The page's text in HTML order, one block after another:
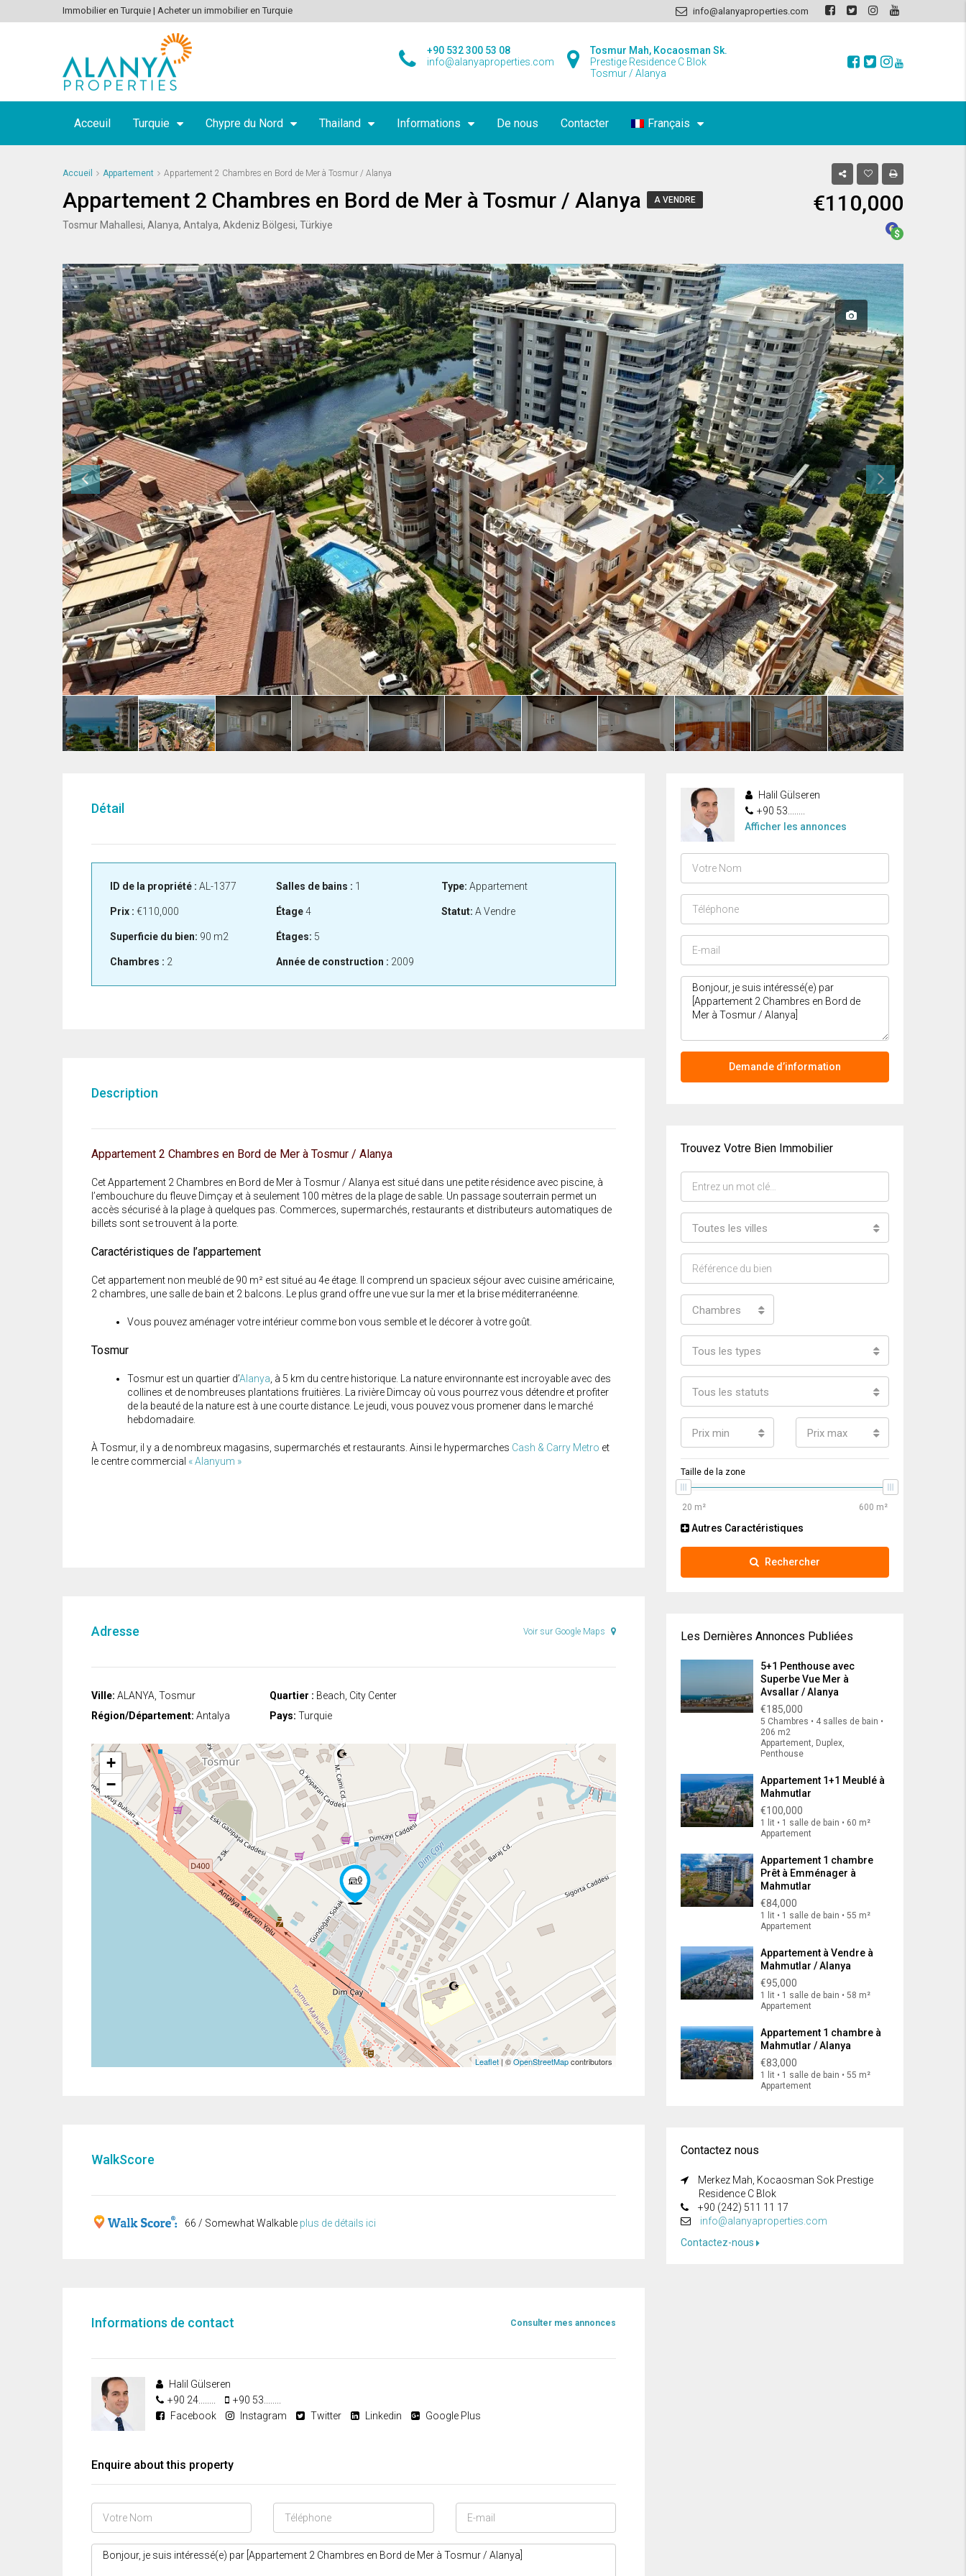
Immobilier en Turquie | Acheter un immobilier en Turquie info@alanyaproperties.com
Tosmur Mah, Kocaosman Sk.
Prestige Residence C Blok
Tosmur / Alanya
+90 532 300 53 08
info@alanyaproperties.com
Acceuil Turquie Chypre du Nord Thailand Informations De nous Contacter Français
Accueil Appartement Appartement 2 Chambres en Bord de Mer à Tosmur / Alanya
Appartement 2 Chambres en Bord de Mer à Tosmur / Alanya A VENDRE
Tosmur Mahallesi, Alanya, Antalya, Akdeniz Bölgesi, Türkiye
€110,000
Détail
ID de la propriété : AL-1377
Prix : €110,000
Superficie du bien: 90 m2
Chambres : 2
Salles de bains : 1
Étage4
Étages: 5
Année de construction : 2009
Type: Appartement
Statut: A Vendre
Description
Appartement 2 Chambres en Bord de Mer à Tosmur / Alanya
Cet Appartement 2 Chambres en Bord de Mer à Tosmur / Alanya est situé dans une petite résidence avec piscine, à
l’embouchure du fleuve Dimçay et à seulement 100 mètres de la plage de sable. Un passage souterrain permet un
accès sécurisé à la plage à quelques pas. Commerces, supermarchés, restaurants et distributeurs automatiques de
billets sont se trouvent à la porte.
Caractéristiques de l’appartement
Cet appartement non meublé de 90 m² est situé au 4e étage. Il comprend un spacieux séjour avec cuisine américaine,
2 chambres, une salle de bain et 2 balcons. Le plus grand offre une vue sur la mer et la brise méditerranéenne.
Vous pouvez aménager votre intérieur comme bon vous semble et le décorer à votre goût.
Tosmur
Tosmur est un quartier d’Alanya, à 5 km du centre historique. La nature environnante est incroyable avec des
collines et de nombreuses plantations fruitières. La rivière Dimcay où vous pourrez vous détendre et profiter
de la beauté de la nature est à une courte distance. Le jeudi, vous pouvez vous promener dans le marché
hebdomadaire.
À Tosmur, il y a de nombreux magasins, supermarchés et restaurants. Ainsi le hypermarches Cash & Carry Metro et
le centre commercial « Alanyum »
Adresse Voir sur Google Maps
Ville: ALANYA, Tosmur
Région/Département: Antalya
Quartier : Beach, City Center
Pays: Turquie
+
−
Leaflet | ©OpenStreetMapcontributors
WalkScore
66 / Somewhat Walkable plus de détails ici
Informations de contact Consulter mes annonces
Halil Gülseren
+90 24........
+90 53........
Facebook
Instagram Twitter Linkedin Google Plus
Enquire about this property
Halil Gülseren
+90 53........
Afficher les annonces
Demande d’information
Trouvez Votre Bien Immobilier
Toutes les villes
Chambres
Tous les types
Tous les statuts
Prix min Prix max
Taille de la zone
Autres Caractéristiques
Rechercher
Les Dernières Annonces Publiées
5+1 Penthouse avec
Superbe Vue Mer à
Avsallar / Alanya
€185,000
5 Chambres • 4 salles de bain •
206 m2
Appartement, Duplex,
Penthouse
Appartement 1+1 Meublé à
Mahmutlar
€100,000
1 lit • 1 salle de bain • 60 m²
Appartement
Appartement 1 chambre
Prêt à Emménager à
Mahmutlar
€84,000
1 lit • 1 salle de bain • 55 m²
Appartement
Appartement à Vendre à
Mahmutlar / Alanya
€95,000
1 lit • 1 salle de bain • 58 m²
Appartement
Appartement 1 chambre à
Mahmutlar / Alanya
€83,000
1 lit • 1 salle de bain • 55 m²
Appartement
Contactez nous
Merkez Mah, Kocaosman Sok Prestige
Residence C Blok
+90 (242) 511 11 17
info@alanyaproperties.com
Contactez-nous